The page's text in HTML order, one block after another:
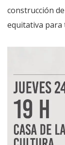
construcción
equitativa para